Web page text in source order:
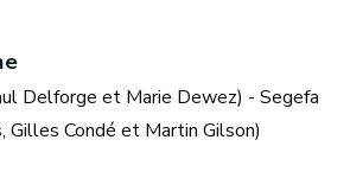
Delforge et Marie Dewez) - Segefa
Gilles Condé et Martin Gilson)